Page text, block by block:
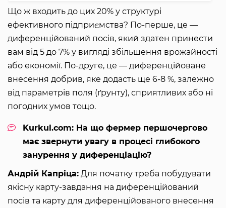
Що ж входить до цих 20% у структурі
ефективного підприємства? По-перше, це —
диференційований посів, який здатен принести
вам від 5 до 7% у вигляді збільшення врожайності
або економії. По-друге, це — диференційоване
внесення добрив, яке додасть ще 6-8 %, залежно
від параметрів поля (ґрунту), сприятливих або ні
погодних умов тощо.
Kurkul.com: На що фермер першочергово
має звернути увагу в процесі глибокого
занурення у диференціацію?
Андрій Капріца: Для початку треба побудувати
якісну карту-завдання на диференційований
посів та карту для диференційованого внесення